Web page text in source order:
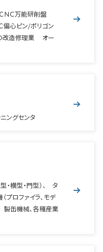
Ｃ万能研削盤
偏心ピン/ポリゴン
改造修理業 オー
ングセンタ
・横型・門型）、 タ
プロファイラ、モデ
製缶機械、各種産業